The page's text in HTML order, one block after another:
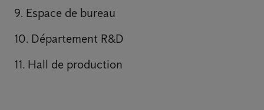
9. Espace de bureau
10. Département R&D
11. Hall de production